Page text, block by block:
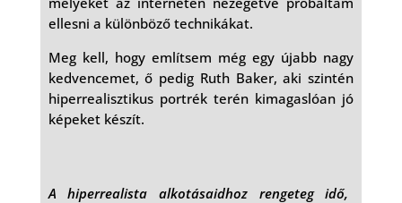
ellesni a különböző technikákat.
Meg kell, hogy említsem még egy újabb nagy
kedvencemet, ő pedig Ruth Baker, aki szintén
hiperrealisztikus portrék terén kimagaslóan jó
képeket készít.
A hiperrealista alkotásaidhoz rengeteg idő,